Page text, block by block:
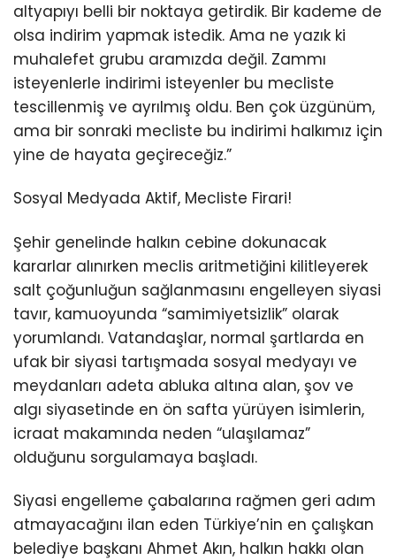
altyapıyı belli bir noktaya getirdik. Bir kademe de
olsa indirim yapmak istedik. Ama ne yazık ki
muhalefet grubu aramızda değil. Zammı
isteyenlerle indirimi isteyenler bu mecliste
tescillenmiş ve ayrılmış oldu. Ben çok üzgünüm,
ama bir sonraki mecliste bu indirimi halkımız için
yine de hayata geçireceğiz.”
Sosyal Medyada Aktif, Mecliste Firari!
Şehir genelinde halkın cebine dokunacak
kararlar alınırken meclis aritmetiğini kilitleyerek
salt çoğunluğun sağlanmasını engelleyen siyasi
tavır, kamuoyunda “samimiyetsizlik” olarak
yorumlandı. Vatandaşlar, normal şartlarda en
ufak bir siyasi tartışmada sosyal medyayı ve
meydanları adeta abluka altına alan, şov ve
algı siyasetinde en ön safta yürüyen isimlerin,
icraat makamında neden “ulaşılamaz”
olduğunu sorgulamaya başladı.
Siyasi engelleme çabalarına rağmen geri adım
atmayacağını ilan eden Türkiye’nin en çalışkan
belediye başkanı Ahmet Akın, halkın hakkı olan